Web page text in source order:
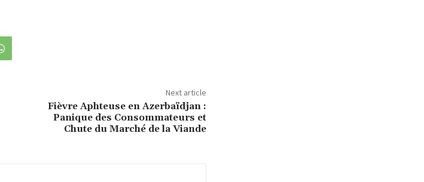
Next article
Fièvre Aphteuse en Azerbaïdjan :
Panique des Consommateurs et
Chute du Marché de la Viande